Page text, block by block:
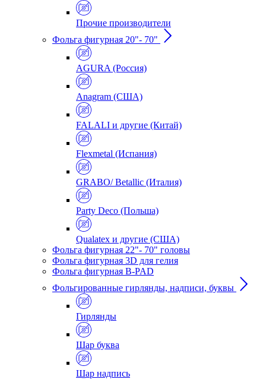
Прочие производители
Фольга фигурная 20"- 70"
AGURA (Россия)
Anagram (США)
FALALI и другие (Китай)
Flexmetal (Испания)
GRABO/ Betallic (Италия)
Party Deco (Польша)
Qualatex и другие (США)
Фольга фигурная 22"- 70" головы
Фольга фигурная 3D для гелия
Фольга фигурная B-PAD
Фольгированные гирлянды, надписи, буквы
Гирлянды
Шар буква
Шар надпись